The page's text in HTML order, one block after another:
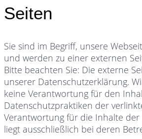
Seiten
Sie sind im Begriff, unsere
und werden zu einer externen
Bitte beachten Sie: Die externe
unserer Datenschutzerklärung.
keine Verantwortung für den
Datenschutzpraktiken der
Verantwortung für die Inhalte der
liegt ausschließlich bei deren